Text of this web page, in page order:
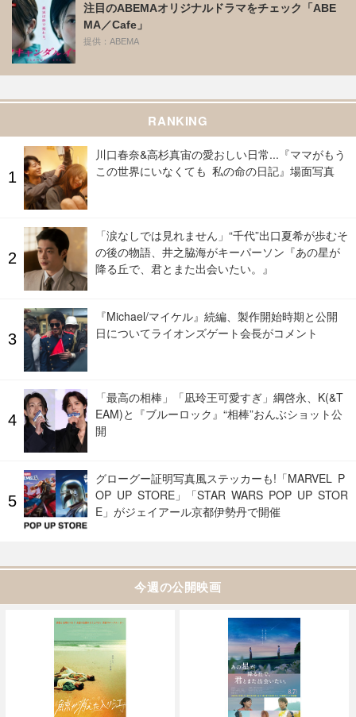
注目のABEMAオリジナルドラマをチェック「ABE
MA／Cafe」
提供：ABEMA
RANKING
川口春奈&高杉真宙の愛おしい日常...『ママがもう
この世界にいなくても 私の命の日記』場面写真
「涙なしでは見れません」“千代”出口夏希が歩むそ
の後の物語、井之脇海がキーパーソン『あの星が
降る丘で、君とまた出会いたい。』
『Michael/マイケル』続編、製作開始時期と公開
日についてライオンズゲート会長がコメント
「最高の相棒」「凪玲王可愛すぎ」綱啓永、K(&T
EAM)と『ブルーロック』“相棒”おんぶショット公
開
グローグー証明写真風ステッカーも!「MARVEL P
OP UP STORE」「STAR WARS POP UP STOR
E」がジェイアール京都伊勢丹で開催
今週の公開映画